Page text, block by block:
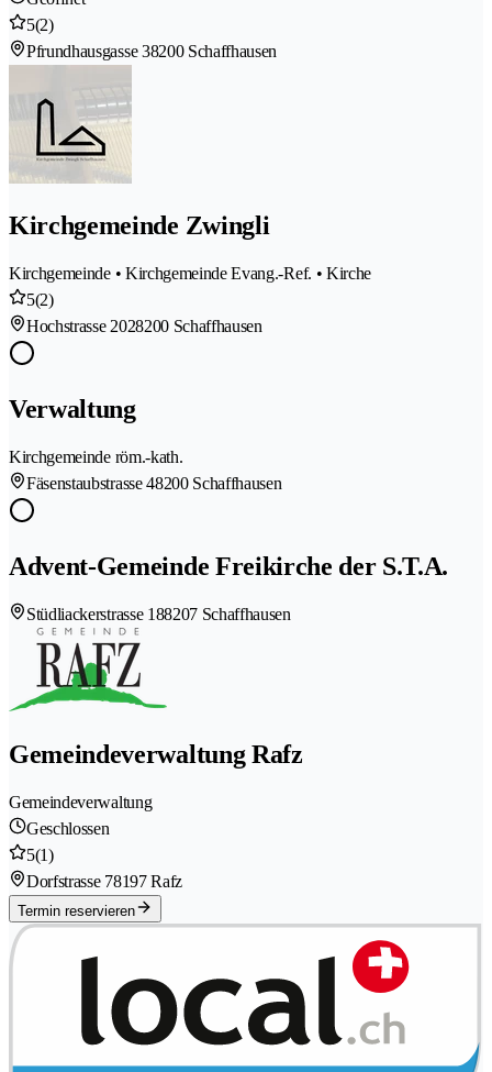
5(2)
Pfrundhausgasse 38200 Schaffhausen
Kirchgemeinde Zwingli
Kirchgemeinde • Kirchgemeinde Evang.-Ref. • Kirche
5(2)
Hochstrasse 2028200 Schaffhausen
Verwaltung
Kirchgemeinde röm.-kath.
Fäsenstaubstrasse 48200 Schaffhausen
Advent-Gemeinde Freikirche der S.T.A.
Stüdliackerstrasse 188207 Schaffhausen
Gemeindeverwaltung Rafz
Gemeindeverwaltung
Geschlossen
5(1)
Dorfstrasse 78197 Rafz
Termin reservieren